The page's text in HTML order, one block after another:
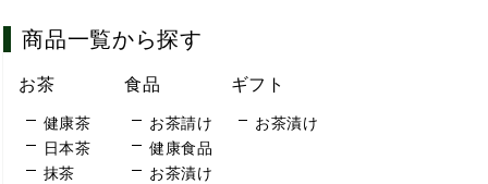
商品一覧から探す
お茶
健康茶
日本茶
抹茶
食品
お茶請け
健康食品
お茶漬け
ギフト
お茶漬け